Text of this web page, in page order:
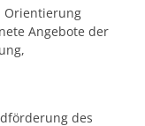
Orientierung
Angebote der
des